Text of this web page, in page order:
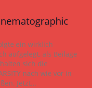
ein wirklich
aufgelegt, als Beilage
sich die
nach wie vor in
Jetzt…